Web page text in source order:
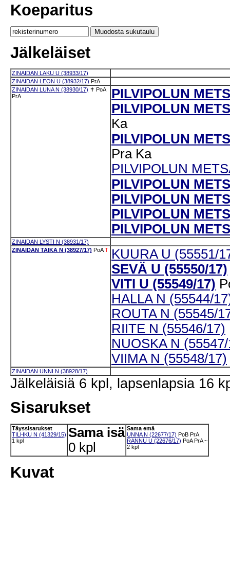
Koeparitus
Jälkeläiset
ZINAIDAN LAKU U (38933/17)
ZINAIDAN LEON U (38932/17) PrA
ZINAIDAN LUNA N (38930/17) ✝ PoA
PrA
PILVIPOLUN
PILVIPOLUN
Ka
PILVIPOLUN
Pra Ka
PILVIPOLUN
PILVIPOLUN
PILVIPOLUN
PILVIPOLUN
PILVIPOLUN
ZINAIDAN LYSTI N (38931/17)
ZINAIDAN TAIKA N (38927/17) PoA T
KUURA U (55551/
SEVÄ U (55550/17)
VITI U (55549/17)
HALLA N (55544/
ROUTA N (55545/
RIITE N (55546/17)
NUOSKA N
VIIMA N (55548/17)
ZINAIDAN UNNI N (38928/17)
Jälkeläisiä 6 kpl, lapsenlapsia 16
Sisarukset
Täyssisarukset
TILHKU N (41329/15)
1 kpl
Sama isä
0 kpl
Sama emä
UNNA N (22677/17) PoB PrA
RANNU U (22676/17) PoA PrA ~
2 kpl
Kuvat